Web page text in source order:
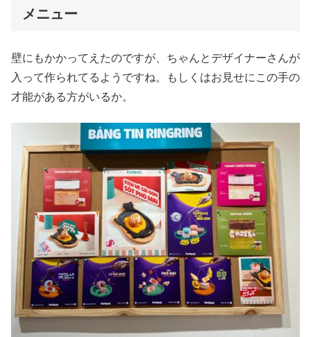
メニュー
壁にもかかってえたのですが、ちゃんとデザイナーさんが
入って作られてるようですね。もしくはお見せにこの手の
才能がある方がいるか。